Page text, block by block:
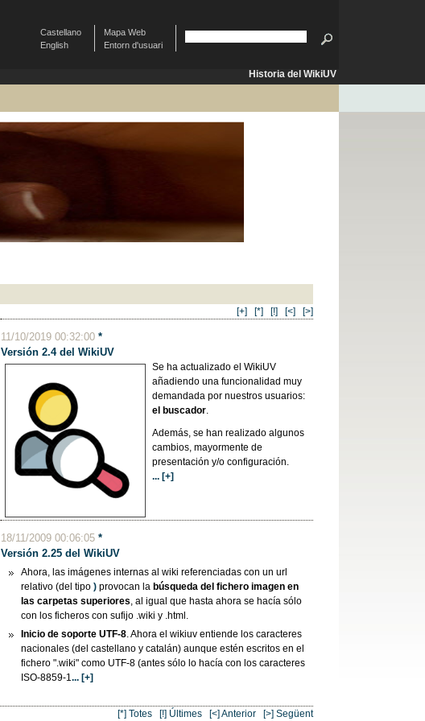
Mapa Web
Entorn d'usuari
Castellano
English
Historia del WikiUV
[+]
[*] [!] [<] [>]
11/10/2019 00:32:00*
Versión 2.4 del WikiUV
Se ha actualizado el WikiUV
añadiendo una funcionalidad muy
demandada por nuestros usuarios:
el buscador.
Además, se han realizado algunos
cambios, mayormente de
presentación y/o configuración.
... [+]
18/11/2009 00:06:05*
Versión 2.25 delWikiUV
Ahora, las imágenes internas al wiki referenciadas con un url
relativo (del tipo) provocan la búsqueda del fichero imagen en
las carpetas superiores, al igual que hasta ahora se hacía sólo
con los ficheros con sufijo .wiki y .html.
Inicio de soporte UTF-8. Ahora el wikiuv entiende los caracteres
nacionales (del castellano y catalán) aunque estén escritos en el
fichero ".wiki" como UTF-8 (antes sólo lo hacía con los caracteres
ISO-8859-1... [+]
[*] Totes [!] Últimes [<] Anterior [>] Següent